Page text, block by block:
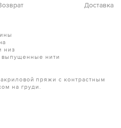
Доставка
низ
нити
пряжи с контрастным
на груди.